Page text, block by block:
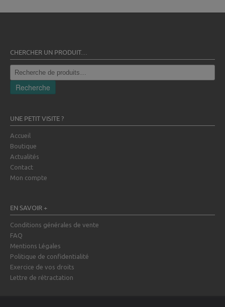
CHERCHER UN PRODUIT…
Recherche
pour :
Recherche
UNE PETIT VISITE ?
Accueil
Boutique
Actualités
Contact
Mon compte
EN SAVOIR +
Conditions générales de vente
FAQ
Mentions Légales
Politique de confidentialité
Exercice de vos droits
Lettre de rétractation